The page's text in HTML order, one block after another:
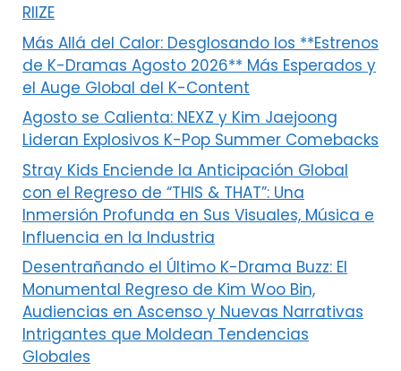
RIIZE
Más Allá del Calor: Desglosando los **Estrenos
de K-Dramas Agosto 2026** Más Esperados y
el Auge Global del K-Content
Agosto se Calienta: NEXZ y Kim Jaejoong
Lideran Explosivos K-Pop Summer Comebacks
Stray Kids Enciende la Anticipación Global
con el Regreso de “THIS & THAT”: Una
Inmersión Profunda en Sus Visuales, Música e
Influencia en la Industria
Desentrañando el Último K-Drama Buzz: El
Monumental Regreso de Kim Woo Bin,
Audiencias en Ascenso y Nuevas Narrativas
Intrigantes que Moldean Tendencias
Globales